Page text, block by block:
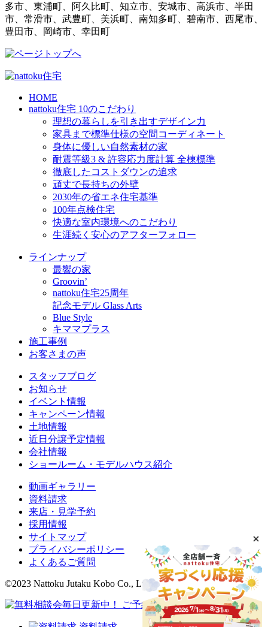
多市、東浦町、阿久比町、知立市、安城市、高浜市、半田
市、常滑市、武豊町、美浜町、南知多町、碧南市、西尾市、
豊田市、岡崎市、幸田町
HOME
nattoku住宅 10のこだわり
理想の暮らしを引き出すデザイン力
家具まで標準仕様の空間コーディネート
身体に優しい自然素材の家
耐震等級3 & 許容応力度計算 全棟標準
徹底したコストダウンの追求
頑丈で長持ちの外壁
2030年の省エネ住宅基準
100年点検住宅
快適な室内環境へのこだわり
生涯続く安心のアフターフォロー
ラインナップ
最響の家
Groovin’
nattoku住宅25周年
記念モデル Glass Arts
Blue Style
キママプラス
施工事例
お客さまの声
スタッフブログ
お知らせ
イベント情報
キャンペーン情報
土地情報
近日分譲予定情報
会社情報
ショールーム・モデルハウス紹介
動画ギャラリー
資料請求
来店・見学予約
採用情報
サイトマップ
プライバシーポリシー
よくあるご質問
©2023 Nattoku Jutaku Kobo Co., Ltd.